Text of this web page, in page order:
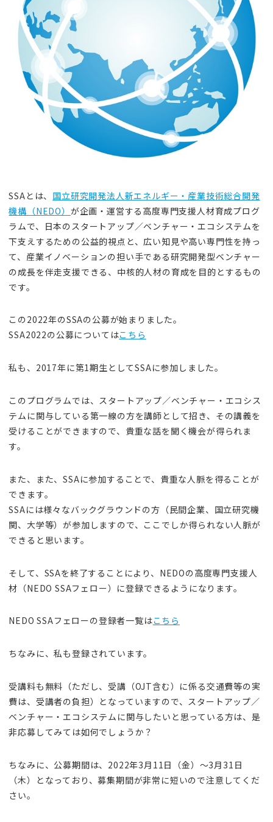
SSAとは、 国立研究開発法人新エネルギー・産業技術総合開発
機構（NEDO） が企画・運営する高度専門支援人材育成プログ
ラムで、日本のスタートアップ／ベンチャー・エコシステムを
下支えするための公益的視点と、広い知見や高い専門性を持っ
て、産業イノベーションの担い手である研究開発型ベンチャー
の成長を伴走支援できる、中核的人材の育成を目的とするもの
です。
この2022年のSSAの公募が始まりました。
SSA2022の公募についてはこちら
私も、2017年に第1期生としてSSAに参加しました。
このプログラムでは、スタートアップ／ベンチャー・エコシス
テムに関与している第一線の方を講師として招き、その講義を
受けることができますので、貴重な話を聞く機会が得られま
す。
また、また、SSAに参加することで、貴重な人脈を得ることが
できます。
SSAには様々なバックグラウンドの方（民間企業、国立研究機
関、大学等）が参加しますので、ここでしか得られない人脈が
できると思います。
そして、SSAを終了することにより、NEDOの高度専門支援人
材（NEDO SSAフェロー）に登録できるようになります。
NEDO SSAフェローの登録者一覧はこちら
ちなみに、私も登録されています。
受講料も無料（ただし、受講（OJT含む）に係る交通費等の実
費は、受講者の負担）となっていますので、スタートアップ／
ベンチャー・エコシステムに関与したいと思っている方は、是
非応募してみては如何でしょうか？
ちなみに、公募期間は、2022年3月11日（金）～3月31日
（木）となっており、募集期間が非常に短いので注意してくだ
さい。